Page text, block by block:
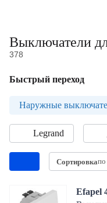
Выключатели
378
Быстрый переход
Наружные
Legrand
Сортировка
Efapel